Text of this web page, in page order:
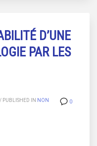
D’UNE
PAR LES
0
/ PUBLISHED IN NON